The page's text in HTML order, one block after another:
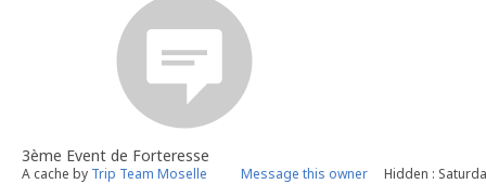
3ème Event de Forteresse
A cache by Trip Team Moselle Message this owner Hidden :